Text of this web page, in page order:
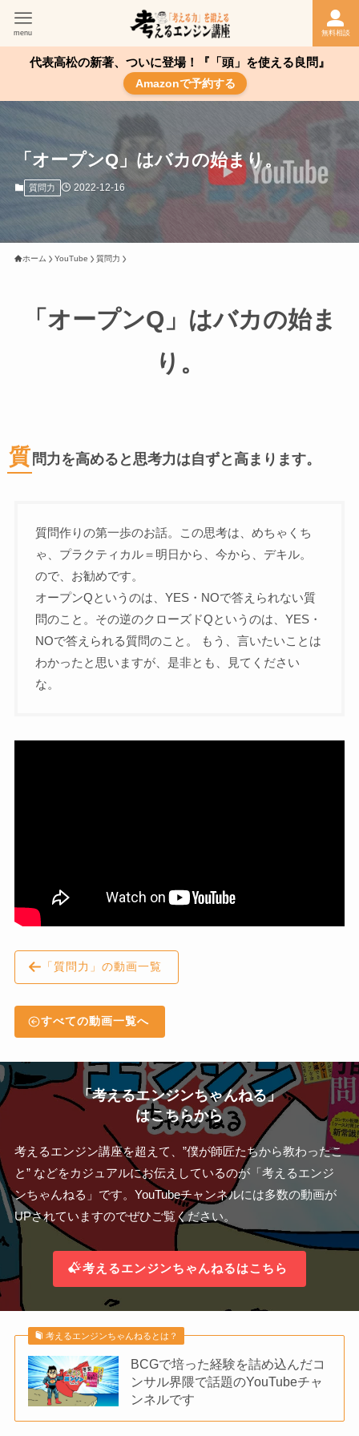
無料相談
menu
代表高松の新著、ついに登場！『「頭」を使える良問』
Amazonで予約する
「オープンQ」はバカの始まり。
質問力 2022-12-16
ホーム YouTube 質問力
「オープンQ」はバカの始ま
り。
質 問力を高めると思考力は自ずと高まります。
質問作りの第一歩のお話。この思考は、めちゃくち
ゃ、プラクティカル＝明日から、今から、デキル。
ので、お勧めです。
オープンQというのは、YES・NOで答えられない質
問のこと。その逆のクローズドQというのは、YES・
NOで答えられる質問のこと。 もう、言いたいことは
わかったと思いますが、是非とも、見てください
な。
「質問力」の動画一覧
すべての動画一覧へ
「考えるエンジンちゃんねる」
はこちらから
考えるエンジン講座を超えて、”僕が師匠たちから教わったこ
と” などをカジュアルにお伝えしているのが「考えるエンジ
ンちゃんねる」です。YouTubeチャンネルには多数の動画が
UPされていますのでぜひご覧ください。
考えるエンジンちゃんねるはこちら
考えるエンジンちゃんねるとは？
BCGで培った経験を詰め込んだコ
ンサル界隈で話題のYouTubeチャ
ンネルです